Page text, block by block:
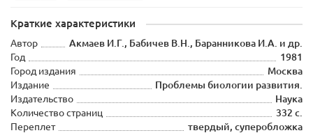
Краткие характеристики
Автор
Акмаев И.Г., Бабичев В.Н., Баранникова И.А. и др.
Год
1981
Город издания
Москва
Издание
Проблемы биологии развития.
Издательство
Наука
Количество страниц
332 с.
Переплет
твердый, суперобложка